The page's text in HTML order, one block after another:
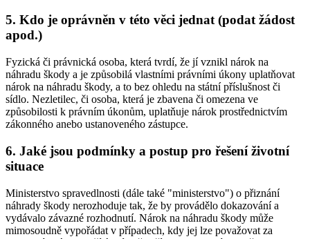
5. Kdo je oprávněn v této věci jednat (podat žádost
apod.)
Fyzická či právnická osoba, která tvrdí, že jí vznikl nárok na
náhradu škody a je způsobilá vlastními právními úkony uplatňovat
nárok na náhradu škody, a to bez ohledu na státní příslušnost či
sídlo. Nezletilec, či osoba, která je zbavena či omezena ve
způsobilosti k právním úkonům, uplatňuje nárok prostřednictvím
zákonného anebo ustanoveného zástupce.
6. Jaké jsou podmínky a postup pro řešení životní
situace
Ministerstvo spravedlnosti (dále také "ministerstvo") o přiznání
náhrady škody nerozhoduje tak, že by provádělo dokazování a
vydávalo závazné rozhodnutí. Nárok na náhradu škody může
mimosoudně vypořádat v případech, kdy jej lze považovat za